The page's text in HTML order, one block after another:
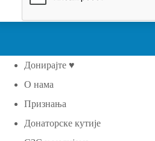
Донирајте ♥
О нама
Признања
Донаторске кутије